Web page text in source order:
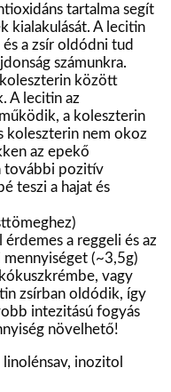
tartalma segít
kialakulását. A lecitin
a zsír oldódni tud
számunkra.
között
A lecitin az
a koleszterin
koleszterin nem okoz
az epekő
további pozitív
teszi a hajat és
a reggeli és az
(~3,5g)
vagy
zsírban oldódik, így
intezitású fogyás
növelhető!
inozitol